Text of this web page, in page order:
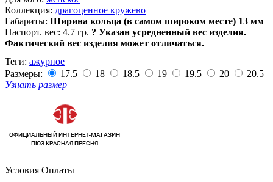
Коллекция: драгоценное кружево
Габариты: Ширина кольца (в самом широком месте) 13 мм
Паспорт. вес: 4.7 гр. ? Указан усредненный вес изделия.
Фактический вес изделия может отличаться.
Теги: ажурное
Размеры:
17.5 18 18.5 19 19.5 20
20.5
Узнать размер
Условия Оплаты